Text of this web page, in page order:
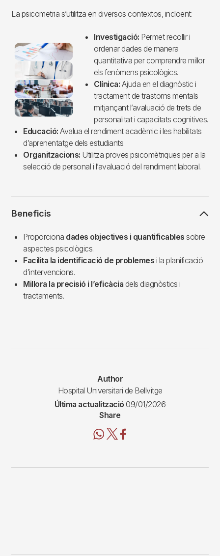
La psicometria s’utilitza en diversos contextos, incloent:
Imagen
Investigació: Permet recollir i
ordenar dades de manera
quantitativa per comprendre millor
els fenòmens psicològics.
Clínica: Ajuda en el diagnòstic i
tractament de trastorns mentals
mitjançant l’avaluació de trets de
personalitat i capacitats cognitives.
Educació: Avalua el rendiment acadèmic i les habilitats
d’aprenentatge dels estudiants.
Organitzacions: Utilitza proves psicomètriques per a la
selecció de personal i l’avaluació del rendiment laboral.
Beneficis
Proporciona dades objectives i quantificables sobre
aspectes psicològics.
Facilita la identificació de problemes i la planificació
d’intervencions.
Millora la precisió i l’eficàcia dels diagnòstics i
tractaments.
Author
Hospital Universitari de Bellvitge
Última actualització 09/01/2026
Share